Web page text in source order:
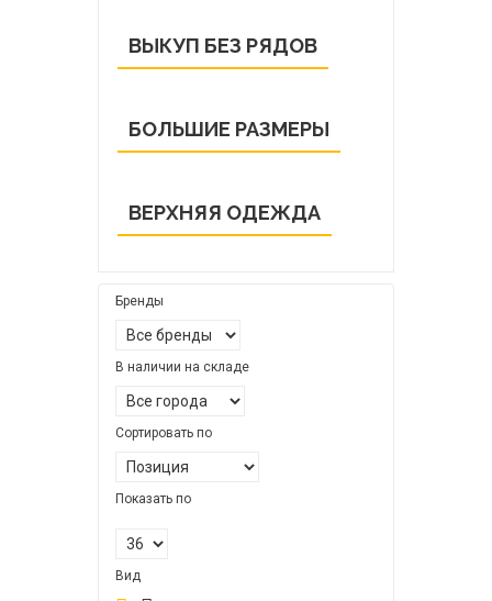
ВЫКУП БЕЗ РЯДОВ
БОЛЬШИЕ РАЗМЕРЫ
ВЕРХНЯЯ ОДЕЖДА
Бренды
В наличии на складе
Сортировать по
Показать по
Вид